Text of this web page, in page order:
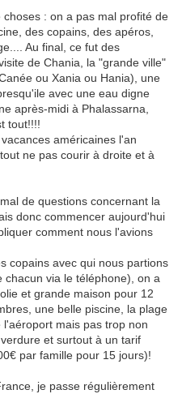
: on a pas mal profité de
des copains, des apéros,
Au final, ce fut des
de Chania, la "grande ville"
ou Xania ou Hania), une
avec une eau digne
après-midi à Phalassarna,
tout!!!!
américaines l'an
ne pas courir à droite et à
de questions concernant la
donc commencer aujourd'hui
comment nous l'avions
copains avec qui nous partions
chacun via le téléphone), on a
et grande maison pour 12
une belle piscine, la plage
mais pas trop non
et surtout à un tarif
par famille pour 15 jours)!
je passe régulièrement